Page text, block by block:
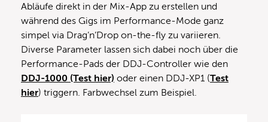
Abläufe direkt in der Mix-App zu erstellen und
während des Gigs im Performance-Mode ganz
simpel via Drag’n’Drop on-the-fly zu variieren.
Diverse Parameter lassen sich dabei noch über die
Performance-Pads der DDJ-Controller wie den
DDJ-1000 (Test hier) oder einen DDJ-XP1 (Test
hier) triggern. Farbwechsel zum Beispiel.